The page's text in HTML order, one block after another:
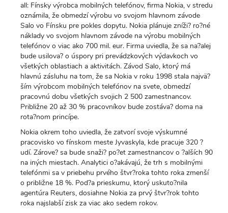
all: Fínsky výrobca mobilných telefónov, firma Nokia, v stredu
oznámila, že obmedzí výrobu vo svojom hlavnom závode
Salo vo Fínsku pre pokles dopytu. Nokia plánuje zníži? ro?né
náklady vo svojom hlavnom závode na výrobu mobilných
telefónov o viac ako 700 mil. eur. Firma uviedla, že sa na?alej
bude usilova? o úspory pri prevádzkových výdavkoch vo
všetkých oblastiach a aktivitách. Závod Salo, ktorý má
hlavnú zásluhu na tom, že sa Nokia v roku 1998 stala najvä?
ším výrobcom mobilných telefónov na svete, obmedzí
pracovnú dobu všetkých svojich 2 500 zamestnancov.
Približne 20 až 30 % pracovníkov bude zostáva? doma na
rota?nom princípe.
Nokia okrem toho uviedla, že zatvorí svoje výskumné
pracovisko vo fínskom meste Jyvaskyla, kde pracuje 320 ?
udí. Zárove? sa bude snaži? po?et zamestnancov o ?alších 90
na iných miestach. Analytici o?akávajú, že trh s mobilnými
telefónmi sa v priebehu prvého štvr?roka tohto roka zmenší
o približne 18 %. Pod?a prieskumu, ktorý uskuto?nila
agentúra Reuters, dosiahne Nokia za prvý štvr?rok tohto
roka najslabší zisk za viac ako sedem rokov.